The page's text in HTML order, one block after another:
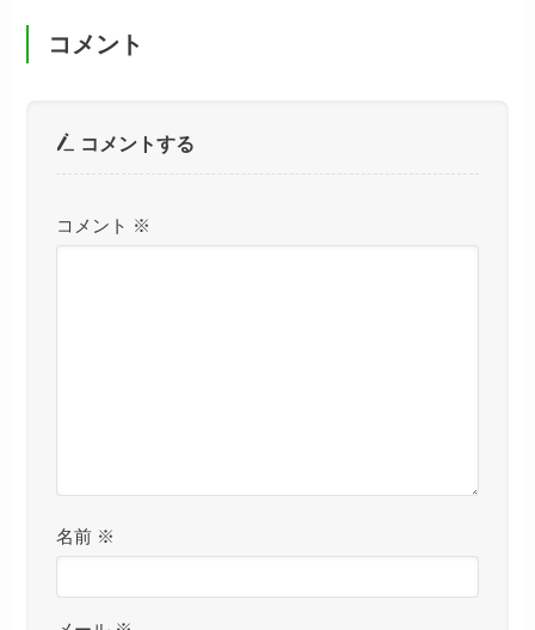
コメント
コメントする
コメント ※
名前 ※